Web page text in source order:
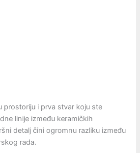
prostoriju i prva stvar koju ste
linije između keramičkih
detalj čini ogromnu razliku između
rada.